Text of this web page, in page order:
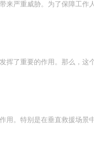
来严重威胁。为了保障工作
挥了重要的作用。那么，这
用。特别是在垂直救援场景